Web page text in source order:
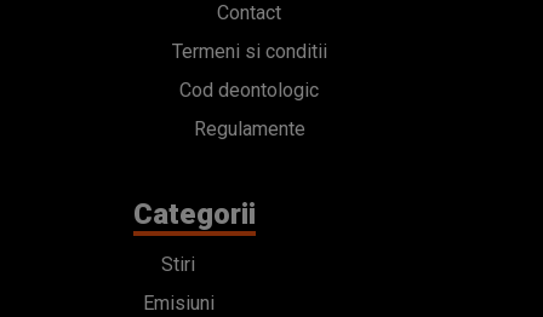
Contact
Termeni si conditii
Cod deontologic
Regulamente
Categorii
Stiri
Emisiuni